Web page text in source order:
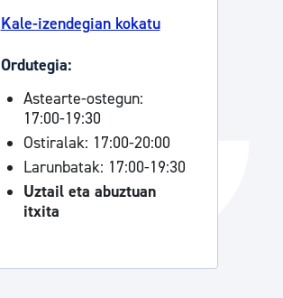
Kale-izendegian kokatu
Ordutegia:
Astearte-ostegun:
17:00-19:30
Ostiralak: 17:00-20:00
Larunbatak: 17:00-19:30
Uztail eta abuztuan
itxita